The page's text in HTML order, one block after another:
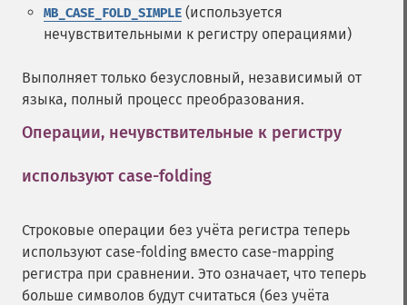
MB_CASE_FOLD_SIMPLE (используется
нечувствительными к регистру операциями)
Выполняет только безусловный, независимый от
языка, полный процесс преобразования.
Операции, нечувствительные к регистру
используют case-folding
Строковые операции без учёта регистра теперь
используют case-folding вместо case-mapping
регистра при сравнении. Это означает, что теперь
больше символов будут считаться (без учёта